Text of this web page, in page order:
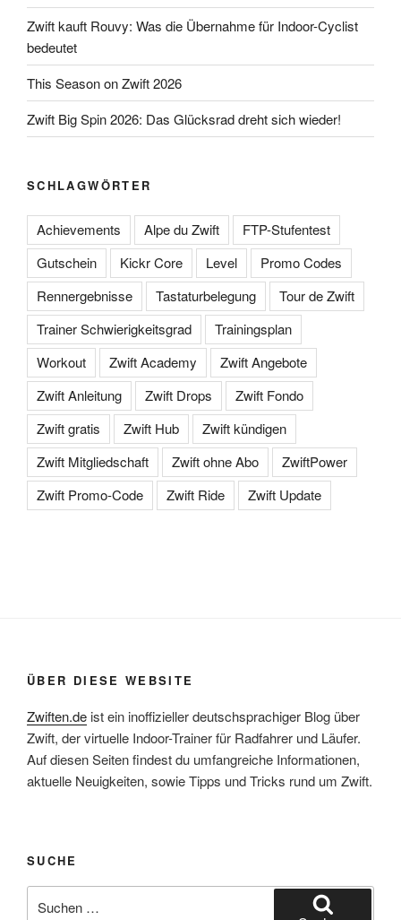
Zwift kauft Rouvy: Was die Übernahme für Indoor-Cyclist
bedeutet
This Season on Zwift 2026
Zwift Big Spin 2026: Das Glücksrad dreht sich wieder!
SCHLAGWÖRTER
Achievements Alpe du Zwift
FTP-Stufentest
Gutschein
Kickr Core Level
Promo Codes
Rennergebnisse
Tastaturbelegung
Tour de Zwift
Trainer Schwierigkeitsgrad
Trainingsplan
Workout
Zwift Academy
Zwift Angebote
Zwift Anleitung
Zwift Drops
Zwift Fondo
Zwift gratis
Zwift Hub
Zwift kündigen
Zwift Mitgliedschaft
Zwift ohne Abo
ZwiftPower
Zwift Promo-Code
Zwift Ride Zwift Update
ÜBER DIESE WEBSITE
Zwiften.de ist ein inoffizieller deutschsprachiger Blog über
Zwift, der virtuelle Indoor-Trainer für Radfahrer und Läufer.
Auf diesen Seiten findest du umfangreiche Informationen,
aktuelle Neuigkeiten, sowie Tipps und Tricks rund um Zwift.
SUCHE